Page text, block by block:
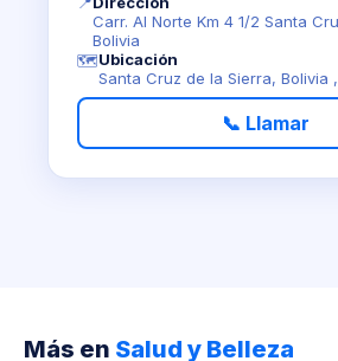
Carr. Al Norte Km 4 1/2 Santa
Bolivia
🗺️Ubicación
Santa Cruz de la Sierra, Bolivia
📞 Llamar
Más en Salud y Belleza